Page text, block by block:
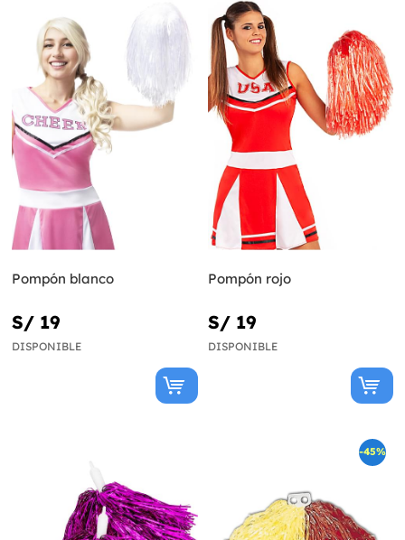
Pompón blanco
S/ 19
DISPONIBLE
Pompón rojo
S/ 19
DISPONIBLE
-45%